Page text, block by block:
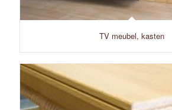
TV meubel, kasten